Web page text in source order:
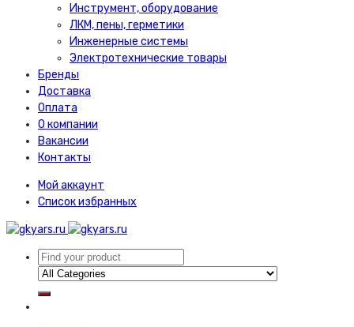
Инструмент, оборудование
ЛКМ, пены, герметики
Инженерные системы
Электротехнические товары
Бренды
Доставка
Оплата
О компании
Вакансии
Контакты
Мой аккаунт
Список избранных